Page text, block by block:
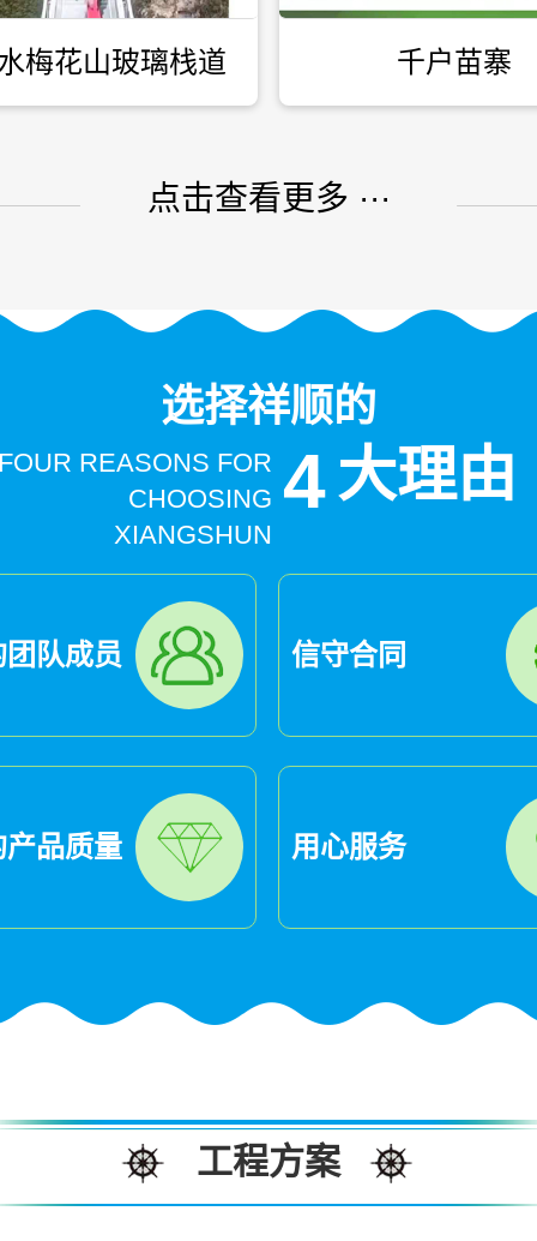
梅花山玻璃栈道 千户苗寨
点击查看更多 ···
选择祥顺的
REASONS FOR
CHOOSING
XIANGSHUN
4 大理由
队成员 信守合同
品质量 用心服务
工程方案